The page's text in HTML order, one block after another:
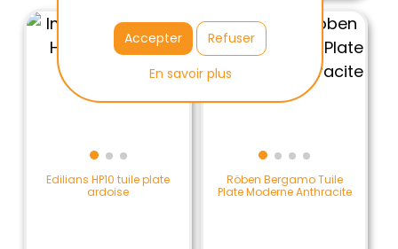
Edilians HP10 tuile plate
ardoise
Röben Bergamo Tuile
Plate Moderne Anthracite
Accepter
Refuser
En savoir plus